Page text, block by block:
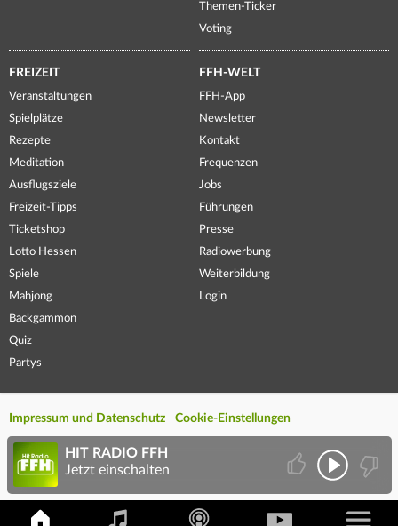
Themen-Ticker
Voting
FREIZEIT
Veranstaltungen
Spielplätze
Rezepte
Meditation
Ausflugsziele
Freizeit-Tipps
Ticketshop
Lotto Hessen
Spiele
Mahjong
Backgammon
Quiz
Partys
FFH-WELT
FFH-App
Newsletter
Kontakt
Frequenzen
Jobs
Führungen
Presse
Radiowerbung
Weiterbildung
Login
Impressum und Datenschutz Cookie-Einstellungen
HIT RADIO FFH
Jetzt einschalten